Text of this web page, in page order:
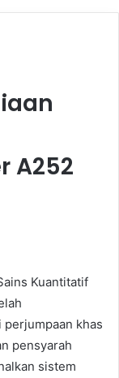
A252
Kuantitatif
khas
pensyarah
sistem